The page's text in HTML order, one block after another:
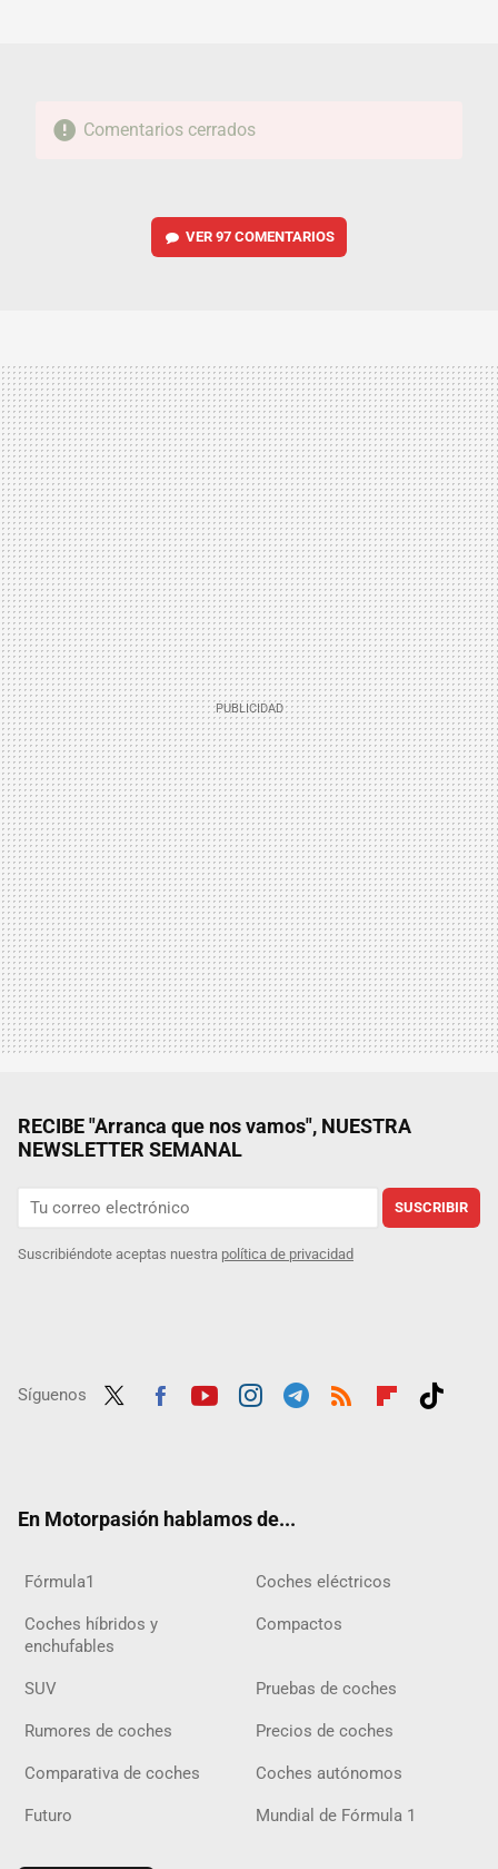
Comentarios cerrados
VER 97 COMENTARIOS
RECIBE "Arranca que nos vamos", NUESTRA
NEWSLETTER SEMANAL
SUSCRIBIR
Suscribiéndote aceptas nuestra política de privacidad
Síguenos
En Motorpasión hablamos de...
Fórmula1 Coches eléctricos
Coches híbridos y
enchufables
Compactos
SUV Pruebas de coches
Rumores de coches Precios de coches
Comparativa de coches Coches autónomos
Futuro Mundial de Fórmula 1